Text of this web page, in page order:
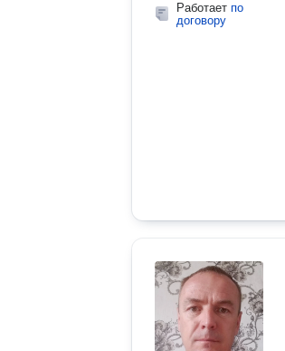
Работает по
договору